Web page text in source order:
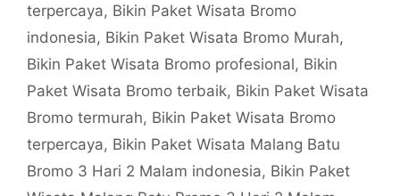
terpercaya, Bikin Paket Wisata Bromo
indonesia, Bikin Paket Wisata Bromo Murah,
Bikin Paket Wisata Bromo profesional, Bikin
Paket Wisata Bromo terbaik, Bikin Paket Wisata
Bromo termurah, Bikin Paket Wisata Bromo
terpercaya, Bikin Paket Wisata Malang Batu
Bromo 3 Hari 2 Malam indonesia, Bikin Paket